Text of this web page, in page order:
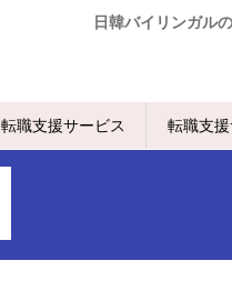
日韓バイリンガル
転職支援サービス 転職支